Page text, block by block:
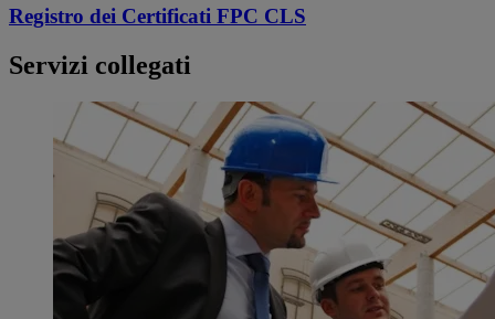
Registro dei Certificati FPC CLS
Servizi collegati